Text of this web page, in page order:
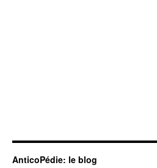
AnticoPédie: le blog